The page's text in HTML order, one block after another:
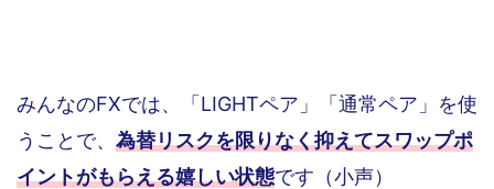
みんなのFXでは、「LIGHTペア」「通常ペア」を使
うことで、 為替リスクを限りなく抑えてスワップポ
イントがもらえる嬉しい状態です（小声）